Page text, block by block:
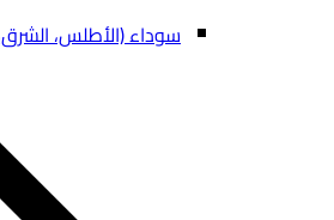
سوداء (الأطلس،